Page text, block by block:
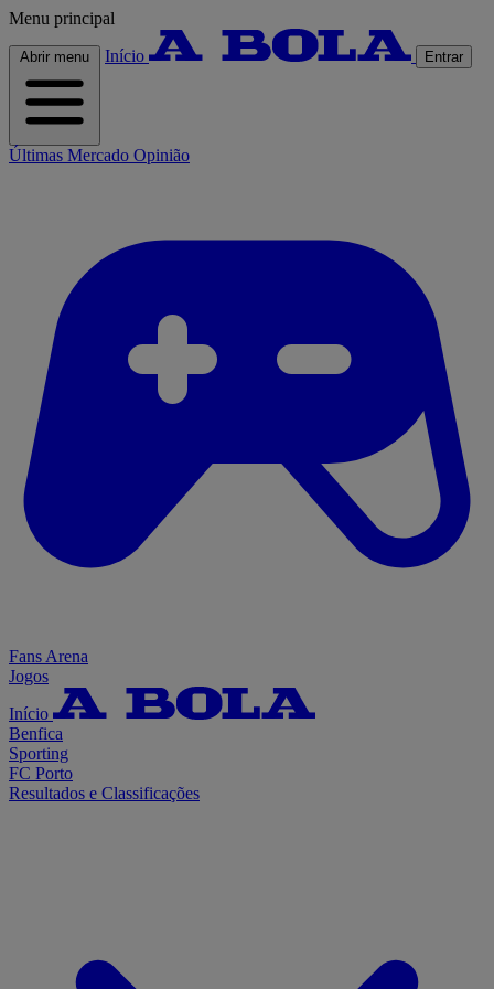
Menu principal
Abrir menu Início Entrar
Últimas Mercado Opinião
Fans Arena
Jogos
Início
Benfica
Sporting
FC Porto
Resultados e Classificações